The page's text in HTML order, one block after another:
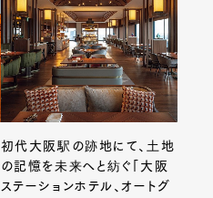
初代大阪駅の跡地にて、土地
の記憶を未来へと紡ぐ「大阪
ステーションホテル、オートグ